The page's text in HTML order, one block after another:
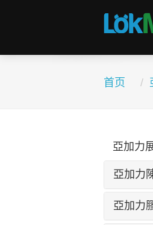
首页
亞加力
亞加力
亞加力